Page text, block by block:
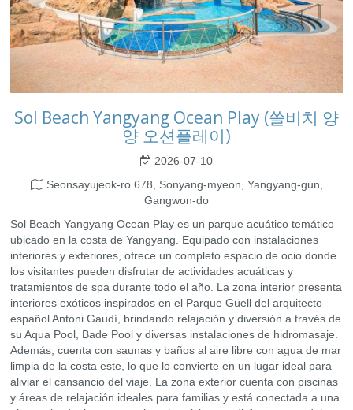
Sol Beach Yangyang Ocean Play (쏠비치 양
양 오션플레이)
2026-07-10
Seonsayujeok-ro 678, Sonyang-myeon, Yangyang-gun,
Gangwon-do
Sol Beach Yangyang Ocean Play es un parque acuático temático
ubicado en la costa de Yangyang. Equipado con instalaciones
interiores y exteriores, ofrece un completo espacio de ocio donde
los visitantes pueden disfrutar de actividades acuáticas y
tratamientos de spa durante todo el año. La zona interior presenta
interiores exóticos inspirados en el Parque Güell del arquitecto
español Antoni Gaudí, brindando relajación y diversión a través de
su Aqua Pool, Bade Pool y diversas instalaciones de hidromasaje.
Además, cuenta con saunas y baños al aire libre con agua de mar
limpia de la costa este, lo que lo convierte en un lugar ideal para
aliviar el cansancio del viaje. La zona exterior cuenta con piscinas
y áreas de relajación ideales para familias y está conectada a una